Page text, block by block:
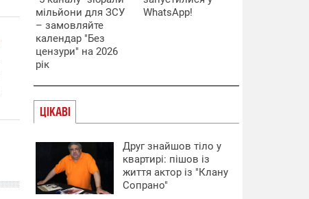
мільйони для ЗСУ
– замовляйте
календар "Без
цензури" на 2026
рік
WhatsApp!
ЦІКАВІ
Друг знайшов тіло у
квартирі: пішов із
життя актор із "Клану
Сопрано"